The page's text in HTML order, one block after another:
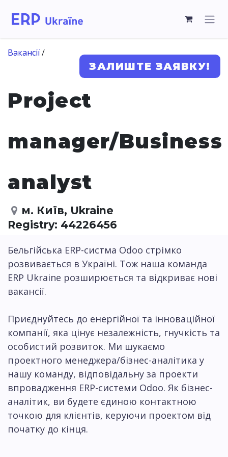
ЗАЛИШТЕ ЗАЯВКУ!
Вакансії/
Project
manager/Business
analyst
м. Київ, Ukraine
Registry: 44226456
Бельгійська ERP-систма Odoo стрімко
розвивається в Україні. Тож наша команда
ERP Ukraine розширюється та відкриває нові
вакансії.
Приєднуйтесь до енергійної та інноваційної
компанії, яка цінує незалежність, гнучкість та
особистий розвиток. Ми шукаємо
проектного менеджера/бізнес-аналітика у
нашу команду, відповідальну за проекти
впровадження ERP-системи Odoo. Як бізнес-
аналітик, ви будете єдиною контактною
точкою для клієнтів, керуючи проектом від
початку до кінця.